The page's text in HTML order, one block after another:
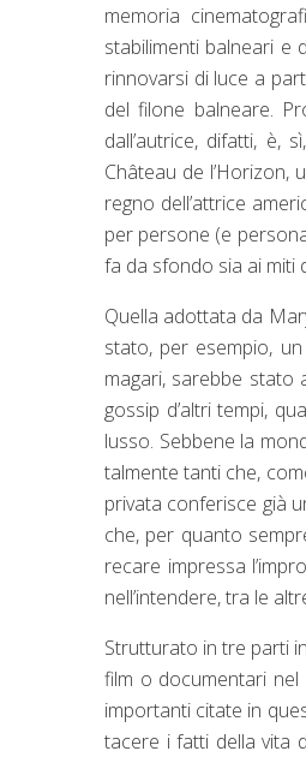
memoria
stabilimenti balneari e
rinnovarsi di luce a
del filone balneare.
dall’autrice, difatti, è,
Château de
regno dell’attrice
per persone (e
fa da sfondo sia ai miti
Quella adottata da
stato, per esempio,
magari, sarebbe
gossip d’altri tempi,
lusso. Sebbene la
talmente tanti che,
privata conferisce già
che, per quanto
recare impressa
nell’intendere, tra le
Strutturato in tre parti
film o documentari nel
importanti citate in
tacere i fatti della vita